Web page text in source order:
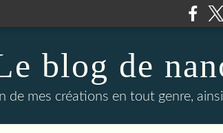
blog de
de mes créations en tout genre,